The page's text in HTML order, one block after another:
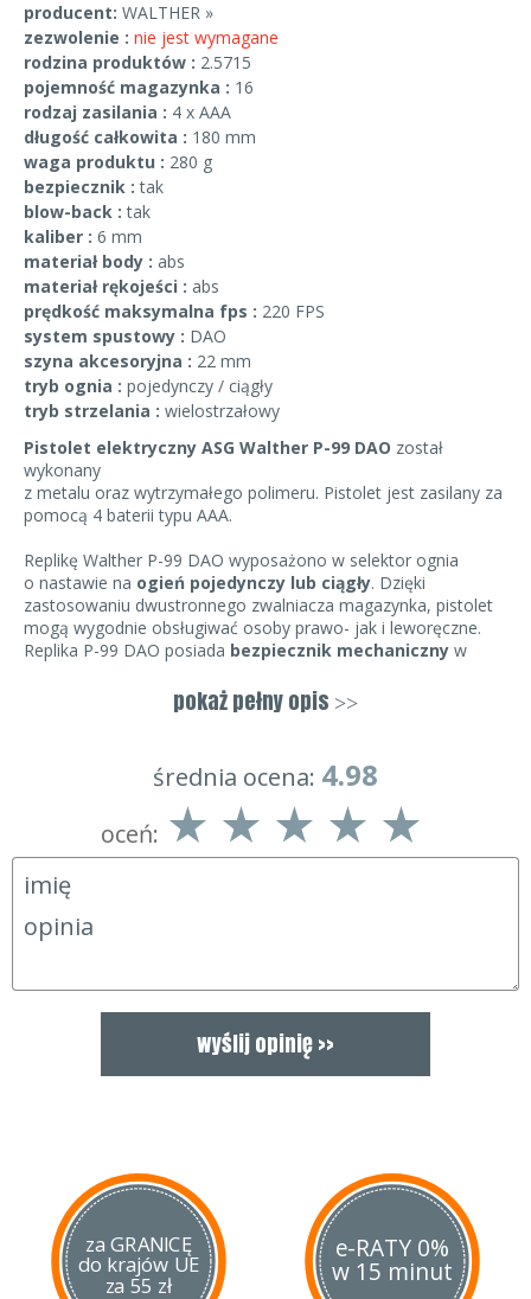
producent: WALTHER »
zezwolenie : nie jest wymagane
rodzina produktów : 2.5715
pojemność magazynka : 16
rodzaj zasilania : 4 x AAA
długość całkowita : 180 mm
waga produktu : 280 g
bezpiecznik :tak
blow-back :tak
kaliber : 6 mm
materiał body : abs
materiał rękojeści : abs
prędkość maksymalna fps : 220 FPS
system spustowy : DAO
szyna akcesoryjna : 22 mm
tryb ognia : pojedynczy / ciągły
tryb strzelania : wielostrzałowy
Pistolet elektryczny ASG Walther P-99 DAO został
wykonany
z metalu oraz wytrzymałego polimeru. Pistolet jest zasilany za
pomocą 4 baterii typu AAA.
Replikę Walther P-99 DAO wyposażono w selektor ognia
o nastawie na ogień pojedynczy lub ciągły. Dzięki
zastosowaniu dwustronnego zwalniacza magazynka, pistolet
mogą wygodnie obsługiwać osoby prawo- jak i leworęczne.
Replika P-99 DAO posiada bezpiecznik mechaniczny w
bezpiecznika. Duża szybkostrzelność i celność powodują, że
pistolet świetnie nadaje się do dynamicznych rozgrywek na
oryginalne oznaczenia producenta
pokaż pełny opis >>
średnia ocena: 4.98
oceń:
za GRANICĘ
do krajów UE
za 55 zł
e-RATY 0%
w 15 minut